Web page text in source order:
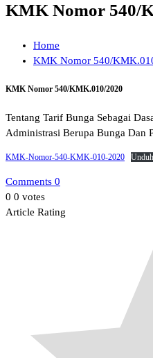
KMK Nomor 540/
Home
KMK Nomor 540/
KMK Nomor 540/KMK.010/2020
Tentang Tarif Bunga Sebagai
Administrasi Berupa Bunga Dan
KMK-Nomor-540-KMK-010-2020 Unduh
Comments 0
0 0 votes
Article Rating